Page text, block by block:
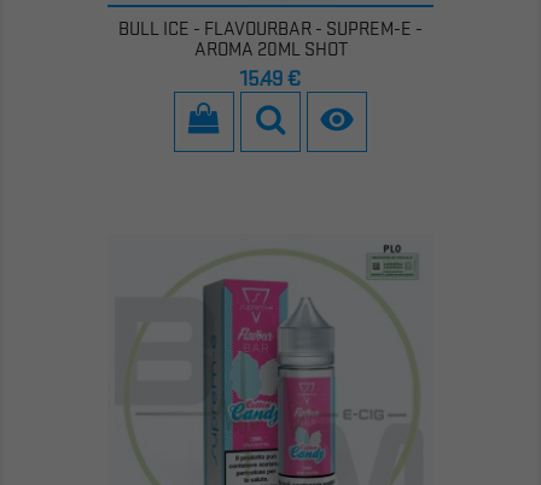
BULL ICE - FLAVOURBAR - SUPREM-E -
AROMA 20ML SHOT
Prezzo
15,49 €
